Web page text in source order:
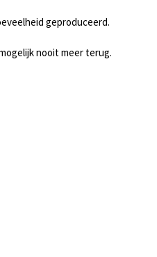
geproduceerd.
nooit meer terug.